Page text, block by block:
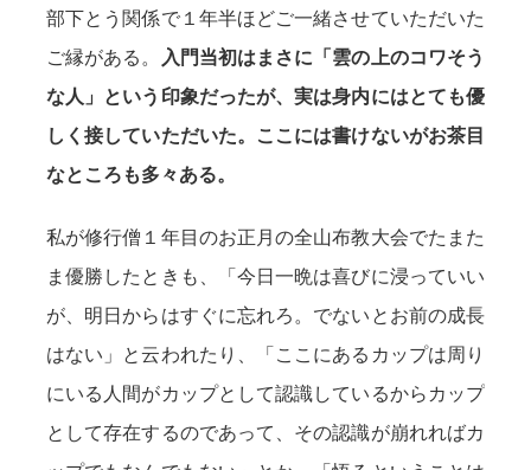
部下とう関係で１年半ほどご一緒させていただいた
ご縁がある。
入門当初はまさに「雲の上のコワそう
な人」という印象だったが、実は身内にはとても優
しく接していただいた。ここには書けないがお茶目
なところも多々ある。
私が修行僧１年目のお正月の全山布教大会でたまた
ま優勝したときも、「今日一晩は喜びに浸っていい
が、明日からはすぐに忘れろ。でないとお前の成長
はない」と云われたり、「ここにあるカップは周り
にいる人間がカップとして認識しているからカップ
として存在するのであって、その認識が崩れればカ